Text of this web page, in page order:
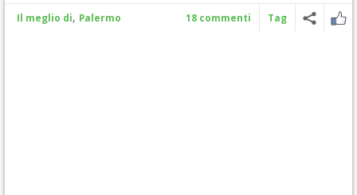
Il meglio di, Palermo 18 commenti Tag